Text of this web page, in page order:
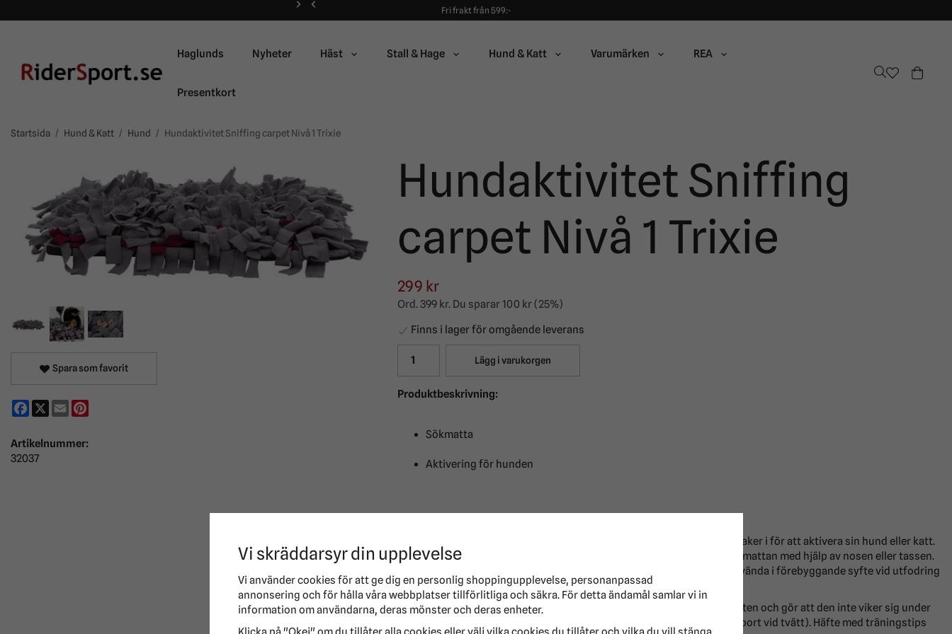
Fri frakt från 599:-
90 dagars öppet köp!
90 dagars öppet köp!
Haglunds Nyheter Häst Stall & Hage Hund & Katt Varumärken REA
Presentkort
Startsida / Hund & Katt / Hund / Hundaktivitet Sniffing carpet Nivå 1 Trixie
Hundaktivitet Sniffing
carpet Nivå 1 Trixie
299 kr
Ord.399 kr. Du sparar100 kr(25%)
Finns i lager för omgående leverans
Lägg i varukorgen
Produktbeskrivning:
Sökmatta
Aktivering för hunden
Aktivitetsfilt till hundar och katter. Rolig filt som man kan gömma godsaker i för att aktivera sin hund eller katt.
Husdjur ska nosa sig fram och leta reda på godsakerna som är gömda i mattan med hjälp av nosen eller tassen.
Mattan har två olika toffslängder att gömma godiset i. Filten går att använda i förebyggande syfte vid utfodring
av husdjur som hetsäter.
I mattan finns en uttagbar plastmatta i filtens foder som stabiliserar filten och gör att den inte viker sig under
leken, detta gör den också maskintvättbar i 30°C (plastmattan bör tas bort vid tvätt). Häfte med träningstips
Spara som favorit
Facebook
X Email
Artikelnummer:
32037
Vi skräddarsyr din upplevelse
Vi använder cookies för att ge dig en personlig shoppingupplevelse, personanpassad
annonsering och för hålla våra webbplatser tillförlitliga och säkra. För detta ändamål samlar vi in
information om användarna, deras mönster och deras enheter.